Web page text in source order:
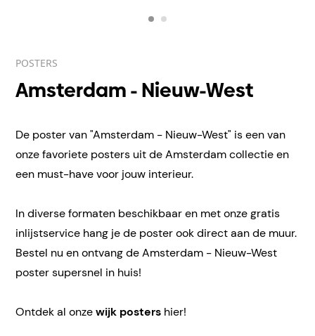
POSTERS
Amsterdam - Nieuw-West
De poster van "Amsterdam - Nieuw-West" is een van
onze favoriete posters uit de Amsterdam collectie en
een must-have voor jouw interieur.
In diverse formaten beschikbaar en met onze gratis
inlijstservice hang je de poster ook direct aan de muur.
Bestel nu en ontvang de Amsterdam - Nieuw-West
poster supersnel in huis!
Ontdek al onzewijk posters hier!